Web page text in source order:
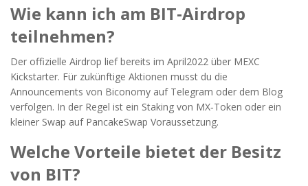
Wie kann ich am BIT‑Airdrop
teilnehmen?
Der offizielle Airdrop lief bereits im April2022 über MEXC
Kickstarter. Für zukünftige Aktionen musst du die
Announcements von Biconomy auf Telegram oder dem Blog
verfolgen. In der Regel ist ein Staking von MX‑Token oder ein
kleiner Swap auf PancakeSwap Voraussetzung.
Welche Vorteile bietet der Besitz
von BIT?